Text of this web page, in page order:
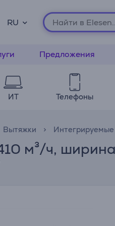
RU
Предложения
ИТ Телефоны
Вытяжки
м³/ч,